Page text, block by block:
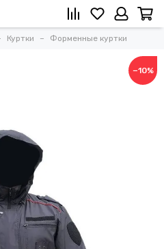
Куртки Форменные куртки
−10%